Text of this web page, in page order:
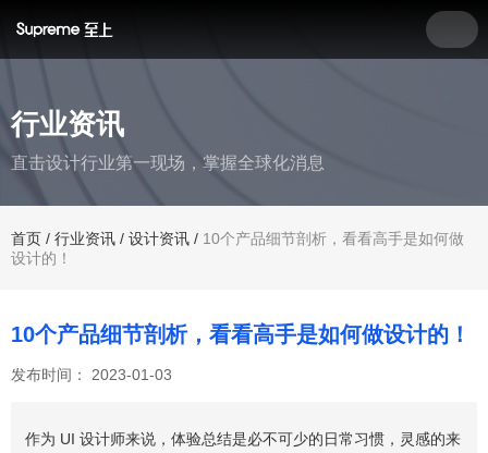
行业资讯
直击设计行业第一现场，掌握全球化消息
首页 / 行业资讯 / 设计资讯 / 10个产品细节剖析，看看高手是如何做
设计的！
10个产品细节剖析，看看高手是如何做设计的！
发布时间： 2023-01-03
作为 UI 设计师来说，体验总结是必不可少的日常习惯，灵感的来